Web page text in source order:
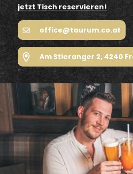
jetzt Tisch reservieren!
office@taurum.co.at
Am Stieranger 2, 4240